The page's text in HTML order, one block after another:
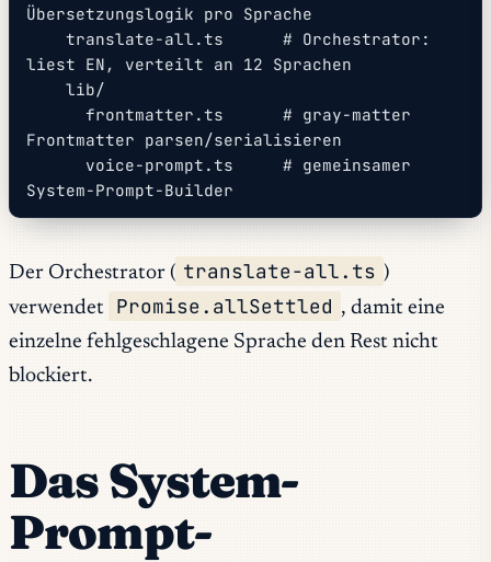
Übersetzungslogik pro Sprache
    translate-all.ts      # Orchestrator:
liest EN, verteilt an 12 Sprachen
    lib/
      frontmatter.ts      # gray-matter
Frontmatter parsen/serialisieren
System-Prompt-Builder
Der Orchestrator ( translate-all.ts )
verwendet
Promise.allSettled , damit eine
einzelne fehlgeschlagene Sprache den Rest nicht
blockiert.
Das System-
Prompt-